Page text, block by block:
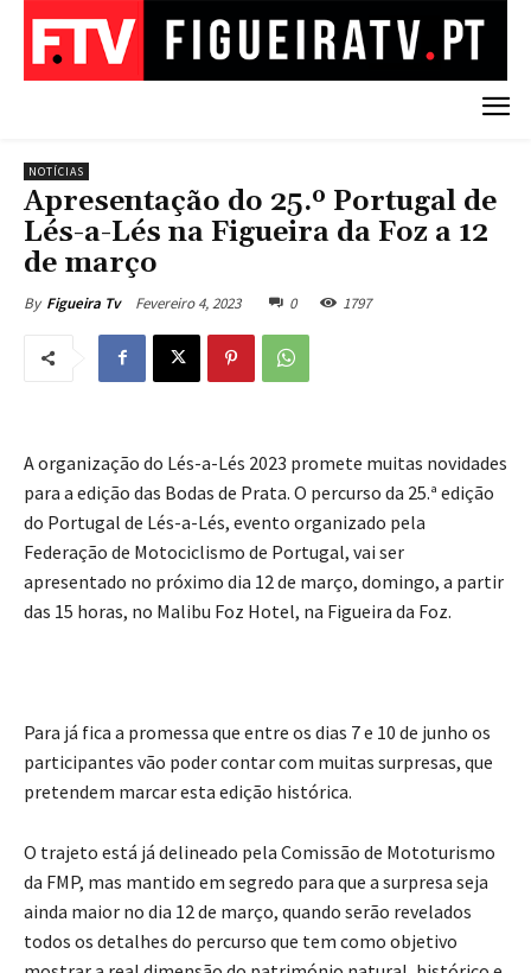
NOTÍCIAS
Apresentação do 25.º Portugal de
Lés-a-Lés na Figueira da Foz a 12
de março
By Figueira Tv Fevereiro 4, 2023 0 1797
A organização do Lés-a-Lés 2023 promete muitas novidades
para a edição das Bodas de Prata. O percurso da 25.ª edição
do Portugal de Lés-a-Lés, evento organizado pela
Federação de Motociclismo de Portugal, vai ser
apresentado no próximo dia 12 de março, domingo, a partir
das 15 horas, no Malibu Foz Hotel, na Figueira da Foz.
Para já fica a promessa que entre os dias 7 e 10 de junho os
participantes vão poder contar com muitas surpresas, que
pretendem marcar esta edição histórica.
O trajeto está já delineado pela Comissão de Mototurismo
da FMP, mas mantido em segredo para que a surpresa seja
ainda maior no dia 12 de março, quando serão revelados
todos os detalhes do percurso que tem como objetivo